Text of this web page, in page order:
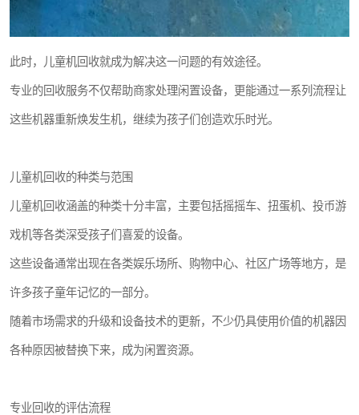
此时，儿童机回收就成为解决这一问题的有效途径。
专业的回收服务不仅帮助商家处理闲置设备，更能通过一系列流程让
这些机器重新焕发生机，继续为孩子们创造欢乐时光。
儿童机回收的种类与范围
儿童机回收涵盖的种类十分丰富，主要包括摇摇车、扭蛋机、投币游
戏机等各类深受孩子们喜爱的设备。
这些设备通常出现在各类娱乐场所、购物中心、社区广场等地方，是
许多孩子童年记忆的一部分。
随着市场需求的升级和设备技术的更新，不少仍具使用价值的机器因
各种原因被替换下来，成为闲置资源。
专业回收的评估流程